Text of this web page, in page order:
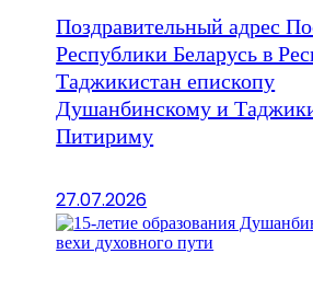
Поздравительный адрес
Республики Беларусь в
Таджикистан епископу
Душанбинскому и
Питириму
27.07.2026